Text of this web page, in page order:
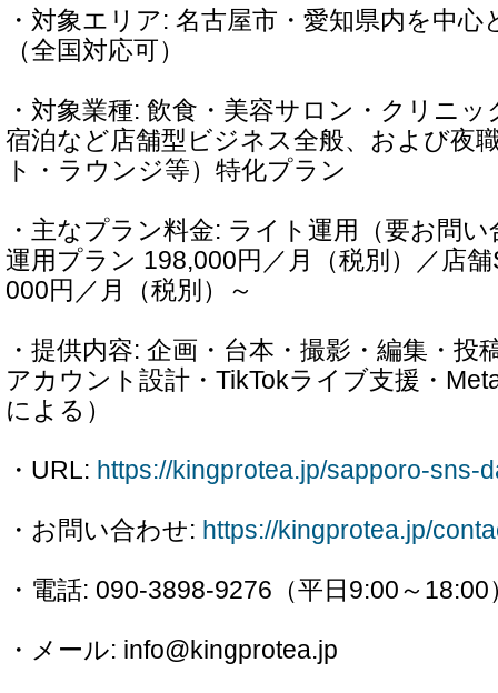
・対象エリア: 名古屋市・愛知県内を中
（全国対応可）
・対象業種: 飲食・美容サロン・クリニ
宿泊など店舗型ビジネス全般、および夜
ト・ラウンジ等）特化プラン
・主なプラン料金: ライト運用（要お問
運用プラン 198,000円／月（税別）／店
000円／月（税別）～
・提供内容: 企画・台本・撮影・編集・投
アカウント設計・TikTokライブ支援・
による）
・URL: https://kingprotea.jp/sapporo-sns-
・お問い合わせ: https://kingprotea.jp/
・電話: 090-3898-9276（平日9:00～18:00
・メール: info@kingprotea.jp